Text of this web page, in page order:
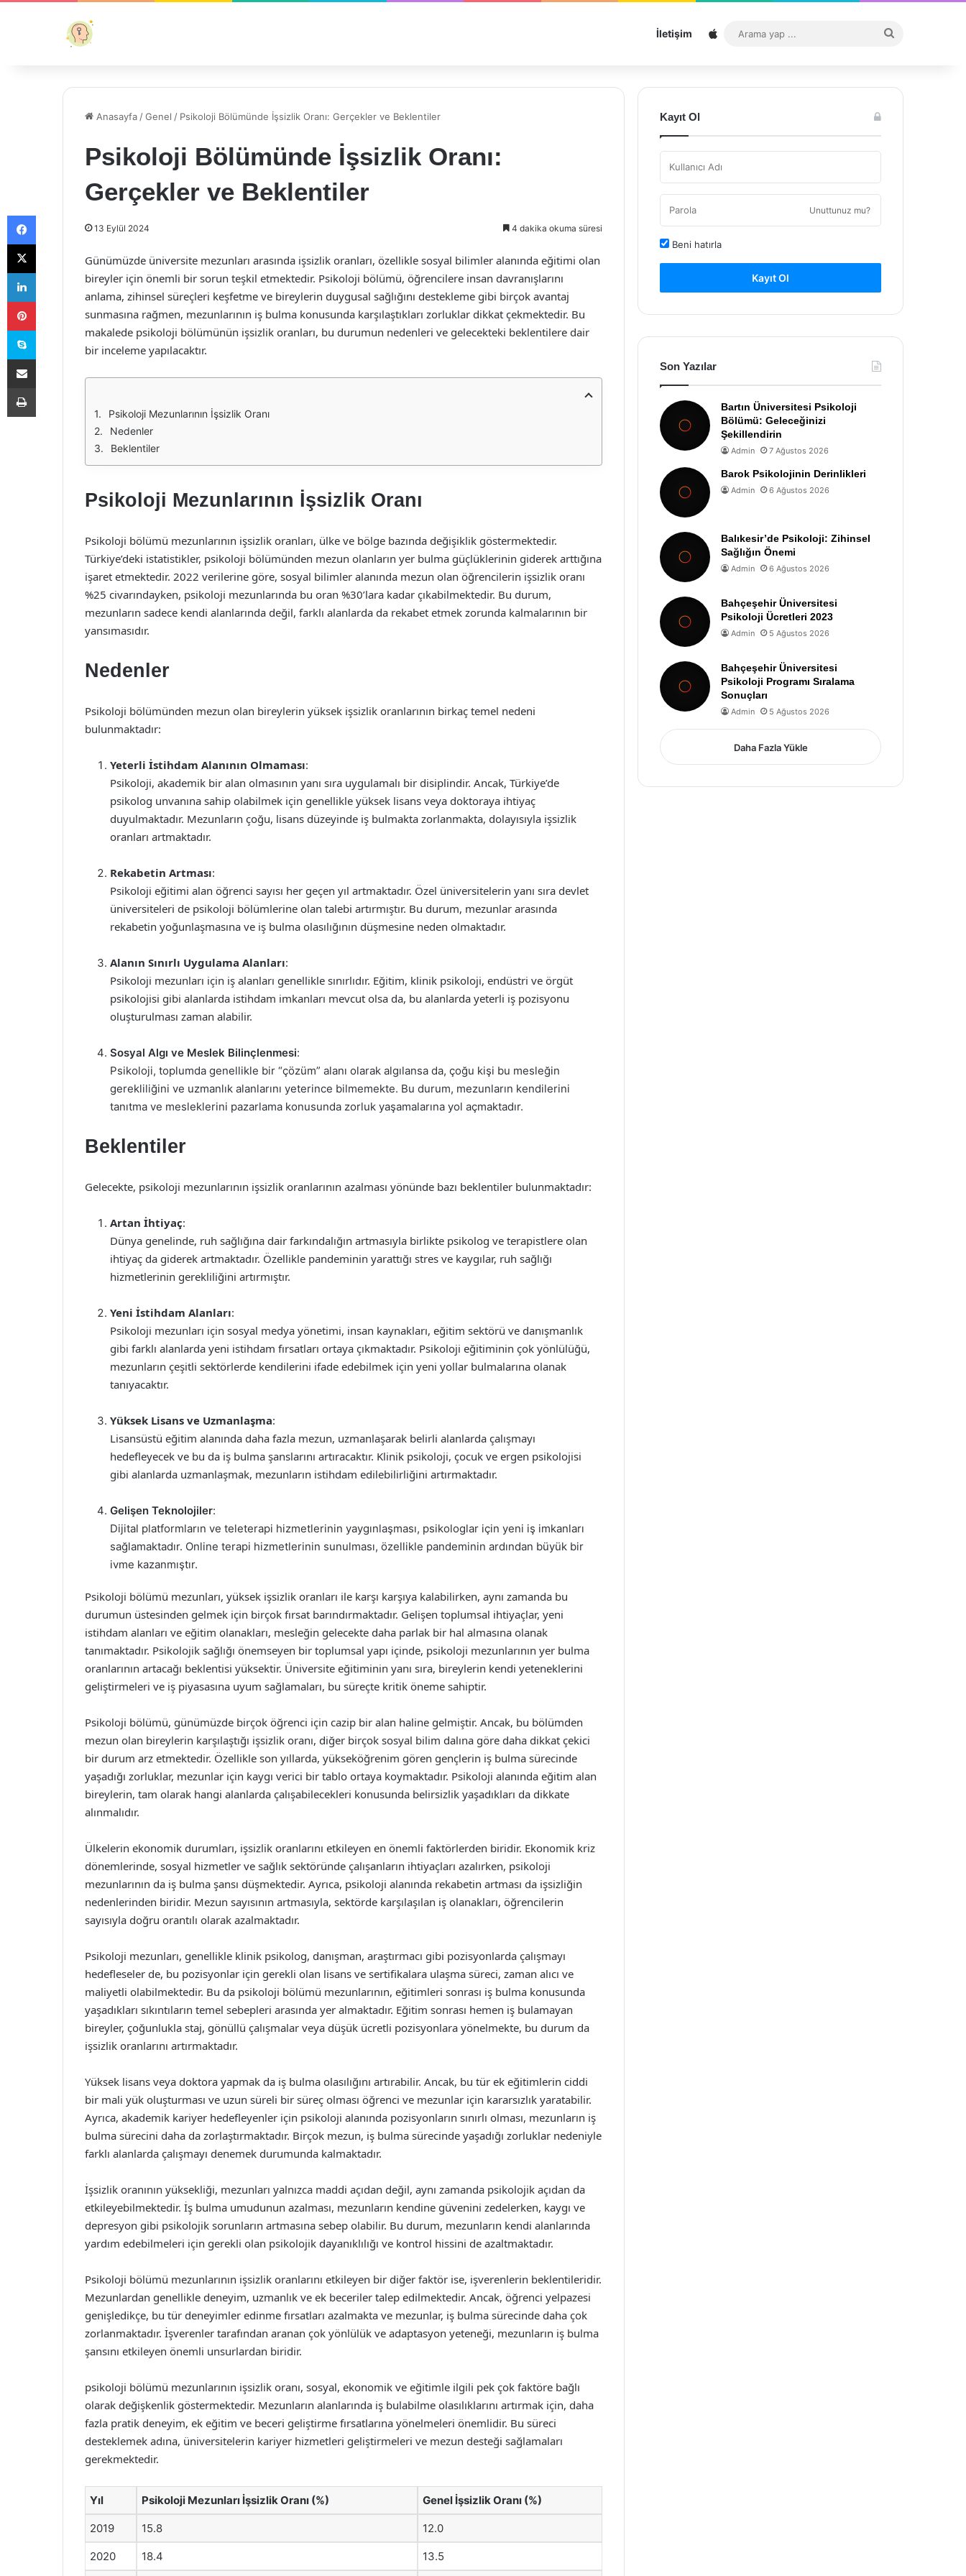
İletişim Sitemap
...
Anasayfa /Genel / Psikoloji Bölümünde İşsizlik Oranı: Gerçekler ve Beklentiler
Psikoloji Bölümünde İşsizlik Oranı:
Gerçekler ve Beklentiler
13 Eylül 2024 4 dakika okuma süresi
Günümüzde üniversite mezunları arasında işsizlik oranları, özellikle sosyal bilimler alanında eğitimi olan
bireyler için önemli bir sorun teşkil etmektedir. Psikoloji bölümü, öğrencilere insan davranışlarını
anlama, zihinsel süreçleri keşfetme ve bireylerin duygusal sağlığını destekleme gibi birçok avantaj
sunmasına rağmen, mezunlarının iş bulma konusunda karşılaştıkları zorluklar dikkat çekmektedir. Bu
makalede psikoloji bölümünün işsizlik oranları, bu durumun nedenleri ve gelecekteki beklentilere dair
bir inceleme yapılacaktır.
Psikoloji Mezunlarının İşsizlik Oranı
Nedenler
Beklentiler
Psikoloji Mezunlarının İşsizlik Oranı
Psikoloji bölümü mezunlarının işsizlik oranları, ülke ve bölge bazında değişiklik göstermektedir.
Türkiye’deki istatistikler, psikoloji bölümünden mezun olanların yer bulma güçlüklerinin giderek arttığına
işaret etmektedir. 2022 verilerine göre, sosyal bilimler alanında mezun olan öğrencilerin işsizlik oranı
%25 civarındayken, psikoloji mezunlarında bu oran %30’lara kadar çıkabilmektedir. Bu durum,
mezunların sadece kendi alanlarında değil, farklı alanlarda da rekabet etmek zorunda kalmalarının bir
yansımasıdır.
Nedenler
Psikoloji bölümünden mezun olan bireylerin yüksek işsizlik oranlarının birkaç temel nedeni
bulunmaktadır:
Yeterli İstihdam Alanının Olmaması:
Psikoloji, akademik bir alan olmasının yanı sıra uygulamalı bir disiplindir. Ancak, Türkiye’de
psikolog unvanına sahip olabilmek için genellikle yüksek lisans veya doktoraya ihtiyaç
duyulmaktadır. Mezunların çoğu, lisans düzeyinde iş bulmakta zorlanmakta, dolayısıyla işsizlik
oranları artmaktadır.
Rekabetin Artması:
Psikoloji eğitimi alan öğrenci sayısı her geçen yıl artmaktadır. Özel üniversitelerin yanı sıra devlet
üniversiteleri de psikoloji bölümlerine olan talebi artırmıştır. Bu durum, mezunlar arasında
rekabetin yoğunlaşmasına ve iş bulma olasılığının düşmesine neden olmaktadır.
Alanın Sınırlı Uygulama Alanları:
Psikoloji mezunları için iş alanları genellikle sınırlıdır. Eğitim, klinik psikoloji, endüstri ve örgüt
psikolojisi gibi alanlarda istihdam imkanları mevcut olsa da, bu alanlarda yeterli iş pozisyonu
oluşturulması zaman alabilir.
Sosyal Algı ve Meslek Bilinçlenmesi:
Psikoloji, toplumda genellikle bir “çözüm” alanı olarak algılansa da, çoğu kişi bu mesleğin
gerekliliğini ve uzmanlık alanlarını yeterince bilmemekte. Bu durum, mezunların kendilerini
tanıtma ve mesleklerini pazarlama konusunda zorluk yaşamalarına yol açmaktadır.
Beklentiler
Gelecekte, psikoloji mezunlarının işsizlik oranlarının azalması yönünde bazı beklentiler bulunmaktadır:
Artan İhtiyaç:
Dünya genelinde, ruh sağlığına dair farkındalığın artmasıyla birlikte psikolog ve terapistlere olan
ihtiyaç da giderek artmaktadır. Özellikle pandeminin yarattığı stres ve kaygılar, ruh sağlığı
hizmetlerinin gerekliliğini artırmıştır.
Yeni İstihdam Alanları:
Psikoloji mezunları için sosyal medya yönetimi, insan kaynakları, eğitim sektörü ve danışmanlık
gibi farklı alanlarda yeni istihdam fırsatları ortaya çıkmaktadır. Psikoloji eğitiminin çok yönlülüğü,
mezunların çeşitli sektörlerde kendilerini ifade edebilmek için yeni yollar bulmalarına olanak
tanıyacaktır.
Yüksek Lisans ve Uzmanlaşma:
Lisansüstü eğitim alanında daha fazla mezun, uzmanlaşarak belirli alanlarda çalışmayı
hedefleyecek ve bu da iş bulma şanslarını artıracaktır. Klinik psikoloji, çocuk ve ergen psikolojisi
gibi alanlarda uzmanlaşmak, mezunların istihdam edilebilirliğini artırmaktadır.
Gelişen Teknolojiler:
Dijital platformların ve teleterapi hizmetlerinin yaygınlaşması, psikologlar için yeni iş imkanları
sağlamaktadır. Online terapi hizmetlerinin sunulması, özellikle pandeminin ardından büyük bir
ivme kazanmıştır.
Psikoloji bölümü mezunları, yüksek işsizlik oranları ile karşı karşıya kalabilirken, aynı zamanda bu
durumun üstesinden gelmek için birçok fırsat barındırmaktadır. Gelişen toplumsal ihtiyaçlar, yeni
istihdam alanları ve eğitim olanakları, mesleğin gelecekte daha parlak bir hal almasına olanak
tanımaktadır. Psikolojik sağlığı önemseyen bir toplumsal yapı içinde, psikoloji mezunlarının yer bulma
oranlarının artacağı beklentisi yüksektir. Üniversite eğitiminin yanı sıra, bireylerin kendi yeteneklerini
geliştirmeleri ve iş piyasasına uyum sağlamaları, bu süreçte kritik öneme sahiptir.
Psikoloji bölümü, günümüzde birçok öğrenci için cazip bir alan haline gelmiştir. Ancak, bu bölümden
mezun olan bireylerin karşılaştığı işsizlik oranı, diğer birçok sosyal bilim dalına göre daha dikkat çekici
bir durum arz etmektedir. Özellikle son yıllarda, yükseköğrenim gören gençlerin iş bulma sürecinde
yaşadığı zorluklar, mezunlar için kaygı verici bir tablo ortaya koymaktadır. Psikoloji alanında eğitim alan
bireylerin, tam olarak hangi alanlarda çalışabilecekleri konusunda belirsizlik yaşadıkları da dikkate
alınmalıdır.
Ülkelerin ekonomik durumları, işsizlik oranlarını etkileyen en önemli faktörlerden biridir. Ekonomik kriz
dönemlerinde, sosyal hizmetler ve sağlık sektöründe çalışanların ihtiyaçları azalırken, psikoloji
mezunlarının da iş bulma şansı düşmektedir. Ayrıca, psikoloji alanında rekabetin artması da işsizliğin
nedenlerinden biridir. Mezun sayısının artmasıyla, sektörde karşılaşılan iş olanakları, öğrencilerin
sayısıyla doğru orantılı olarak azalmaktadır.
Psikoloji mezunları, genellikle klinik psikolog, danışman, araştırmacı gibi pozisyonlarda çalışmayı
hedefleseler de, bu pozisyonlar için gerekli olan lisans ve sertifikalara ulaşma süreci, zaman alıcı ve
maliyetli olabilmektedir. Bu da psikoloji bölümü mezunlarının, eğitimleri sonrası iş bulma konusunda
yaşadıkları sıkıntıların temel sebepleri arasında yer almaktadır. Eğitim sonrası hemen iş bulamayan
bireyler, çoğunlukla staj, gönüllü çalışmalar veya düşük ücretli pozisyonlara yönelmekte, bu durum da
işsizlik oranlarını artırmaktadır.
Yüksek lisans veya doktora yapmak da iş bulma olasılığını artırabilir. Ancak, bu tür ek eğitimlerin ciddi
bir mali yük oluşturması ve uzun süreli bir süreç olması öğrenci ve mezunlar için kararsızlık yaratabilir.
Ayrıca, akademik kariyer hedefleyenler için psikoloji alanında pozisyonların sınırlı olması, mezunların iş
bulma sürecini daha da zorlaştırmaktadır. Birçok mezun, iş bulma sürecinde yaşadığı zorluklar nedeniyle
farklı alanlarda çalışmayı denemek durumunda kalmaktadır.
İşsizlik oranının yüksekliği, mezunları yalnızca maddi açıdan değil, aynı zamanda psikolojik açıdan da
etkileyebilmektedir. İş bulma umudunun azalması, mezunların kendine güvenini zedelerken, kaygı ve
depresyon gibi psikolojik sorunların artmasına sebep olabilir. Bu durum, mezunların kendi alanlarında
yardım edebilmeleri için gerekli olan psikolojik dayanıklılığı ve kontrol hissini de azaltmaktadır.
Psikoloji bölümü mezunlarının işsizlik oranlarını etkileyen bir diğer faktör ise, işverenlerin beklentileridir.
Mezunlardan genellikle deneyim, uzmanlık ve ek beceriler talep edilmektedir. Ancak, öğrenci yelpazesi
genişledikçe, bu tür deneyimler edinme fırsatları azalmakta ve mezunlar, iş bulma sürecinde daha çok
zorlanmaktadır. İşverenler tarafından aranan çok yönlülük ve adaptasyon yeteneği, mezunların iş bulma
şansını etkileyen önemli unsurlardan biridir.
psikoloji bölümü mezunlarının işsizlik oranı, sosyal, ekonomik ve eğitimle ilgili pek çok faktöre bağlı
olarak değişkenlik göstermektedir. Mezunların alanlarında iş bulabilme olasılıklarını artırmak için, daha
fazla pratik deneyim, ek eğitim ve beceri geliştirme fırsatlarına yönelmeleri önemlidir. Bu süreci
desteklemek adına, üniversitelerin kariyer hizmetleri geliştirmeleri ve mezun desteği sağlamaları
gerekmektedir.
Yıl Psikoloji Mezunları İşsizlik Oranı (%) Genel İşsizlik Oranı (%)
2019 15.8 12.0
2020 18.4 13.5
Kayıt Ol
Unuttunuz mu?
Beni hatırla
Kayıt Ol
Son Yazılar
Bartın Üniversitesi Psikoloji
Bölümü: Geleceğinizi
Şekillendirin
Admin 7 Ağustos 2026
Barok Psikolojinin Derinlikleri
Admin 6 Ağustos 2026
Balıkesir’de Psikoloji: Zihinsel
Sağlığın Önemi
Admin 6 Ağustos 2026
Bahçeşehir Üniversitesi
Psikoloji Ücretleri 2023
Admin 5 Ağustos 2026
Bahçeşehir Üniversitesi
Psikoloji Programı Sıralama
Sonuçları
Admin 5 Ağustos 2026
Daha Fazla Yükle
Facebook
X
LinkedIn
Pinterest
Skype
E-Posta ile paylaş